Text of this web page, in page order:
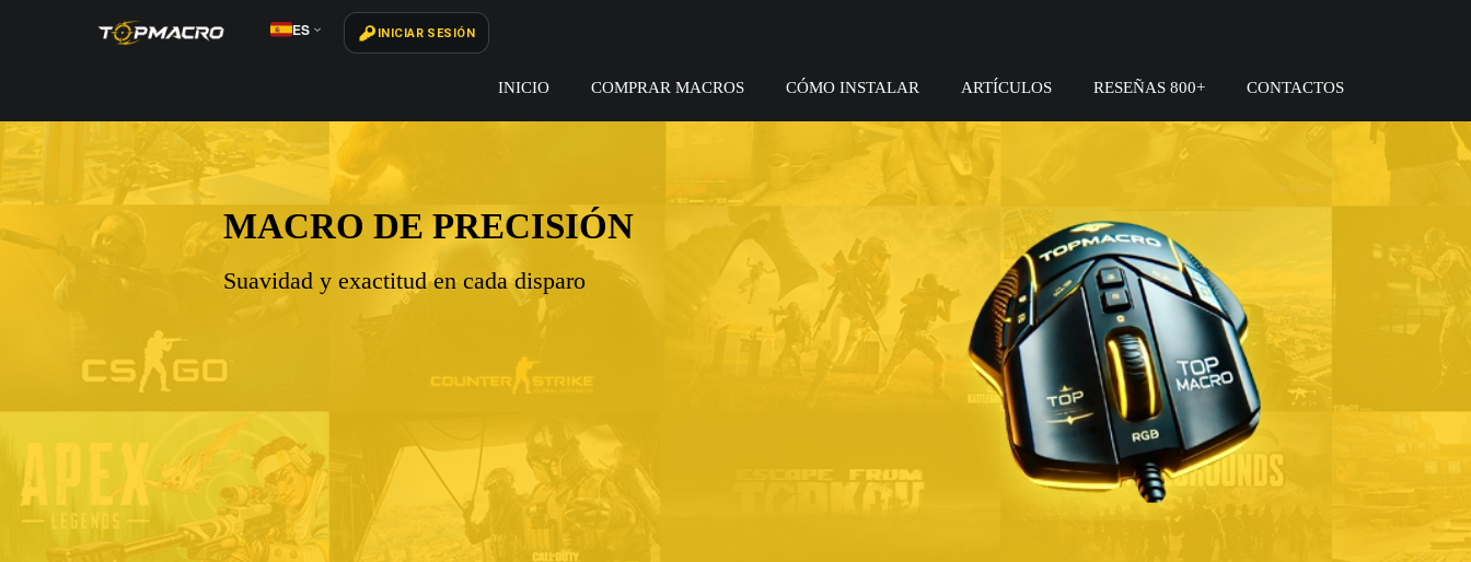
ES INICIAR SESIÓN
INICIO COMPRAR MACROS CÓMO INSTALAR ARTÍCULOS RESEÑAS 800+ CONTACTOS
MACRO DE PRECISIÓN
Suavidad y exactitud en cada disparo